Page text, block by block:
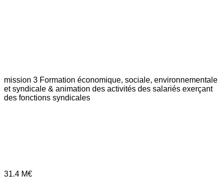
mission 3 Formation économique, sociale, environnementale
et syndicale & animation des activités des salariés exerçant
des fonctions syndicales
31.4 M€